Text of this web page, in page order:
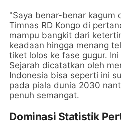
"Saya benar-benar kagum
Timnas RD Kongo di
mampu bangkit dari
keadaan hingga menang
tiket lolos ke fase gugur.
Sejarah dicatatkan oleh
Indonesia bisa seperti ini
pada piala dunia 2030
penuh semangat.
Dominasi Statistik